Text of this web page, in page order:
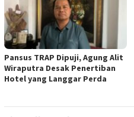
Pansus TRAP Dipuji, Agung Alit
Wiraputra Desak Penertiban
Hotel yang Langgar Perda